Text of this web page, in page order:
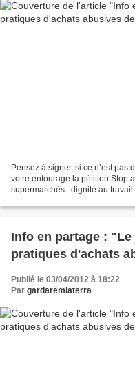
Pensez à signer, si ce n’est pas
votre entourage la pétition Stop
supermarchés : dignité au
Info en partage :
pratiques d'achats
Publié le 03/04/2012 à 18:22
Par gardaremlaterra